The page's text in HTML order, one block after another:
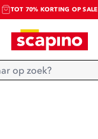
TOT 70% KORTING OP SALE
SALE: LAATSTE KANS!
SHOP NIEUW
Home